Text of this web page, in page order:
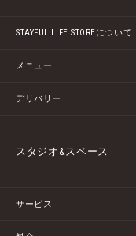
STAYFUL LIFE STOREについて
メニュー
デリバリー
スタジオ&スペース
サービス